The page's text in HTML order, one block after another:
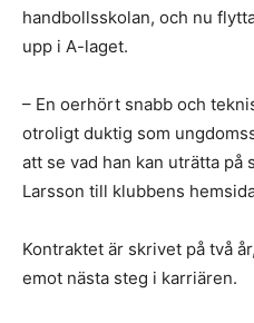
handbollsskolan, och nu
upp i A-laget.
– En oerhört snabb och
otroligt duktig som
att se vad han kan uträtta på
Larsson till klubbens
Kontraktet är skrivet på två
emot nästa steg i karriären.